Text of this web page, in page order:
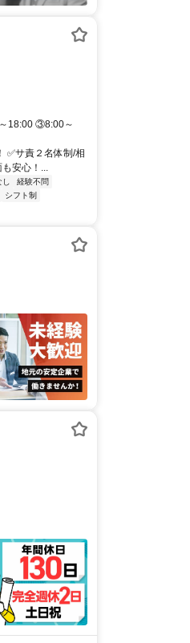
18:00 ③8:00～
✅サ責２名体制/相
安心！...
経験不問
シフト制